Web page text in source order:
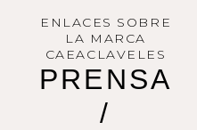
ENLACES SOBRE
LA MARCA
CAEACLAVELES
PRENSA
/